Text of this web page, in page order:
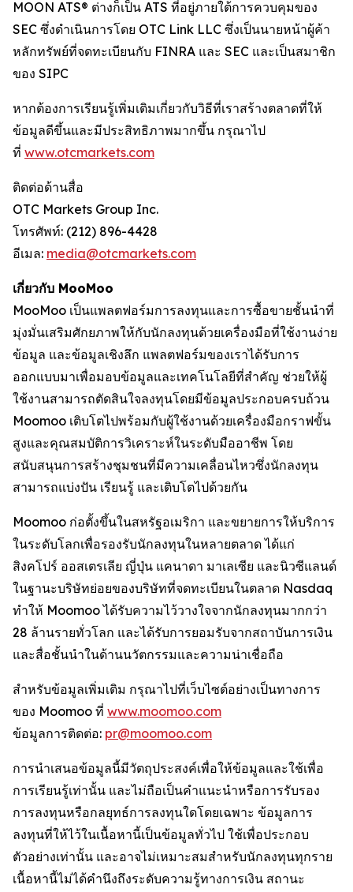
MOON ATS® ต่างก็เป็น ATS ที่อยู่ภายใต้การควบคุมของ
SEC ซึ่งดำเนินการโดย OTC Link LLC ซึ่งเป็นนายหน้าผู้ค้า
หลักทรัพย์ที่จดทะเบียนกับ FINRA และ SEC และเป็นสมาชิก
ของ SIPC
หากต้องการเรียนรู้เพิ่มเติมเกี่ยวกับวิธีที่เราสร้างตลาดที่ให้
ข้อมูลดีขึ้นและมีประสิทธิภาพมากขึ้น กรุณาไป
ที่ www.otcmarkets.com
ติดต่อด้านสื่อ
OTC Markets Group Inc.
โทรศัพท์: (212) 896-4428
อีเมล: media@otcmarkets.com
เกี่ยวกับ MooMoo
MooMoo เป็นแพลตฟอร์มการลงทุนและการซื้อขายชั้นนำที่
มุ่งมั่นเสริมศักยภาพให้กับนักลงทุนด้วยเครื่องมือที่ใช้งานง่าย
ข้อมูล และข้อมูลเชิงลึก แพลตฟอร์มของเราได้รับการ
ออกแบบมาเพื่อมอบข้อมูลและเทคโนโลยีที่สำคัญ ช่วยให้ผู้
ใช้งานสามารถตัดสินใจลงทุนโดยมีข้อมูลประกอบครบถ้วน
Moomoo เติบโตไปพร้อมกับผู้ใช้งานด้วยเครื่องมือกราฟขั้น
สูงและคุณสมบัติการวิเคราะห์ในระดับมืออาชีพ โดย
สนับสนุนการสร้างชุมชนที่มีความเคลื่อนไหวซึ่งนักลงทุน
สามารถแบ่งปัน เรียนรู้ และเติบโตไปด้วยกัน
Moomoo ก่อตั้งขึ้นในสหรัฐอเมริกา และขยายการให้บริการ
ในระดับโลกเพื่อรองรับนักลงทุนในหลายตลาด ได้แก่
สิงคโปร์ ออสเตรเลีย ญี่ปุ่น แคนาดา มาเลเซีย และนิวซีแลนด์
ในฐานะบริษัทย่อยของบริษัทที่จดทะเบียนในตลาด Nasdaq
ทำให้ Moomoo ได้รับความไว้วางใจจากนักลงทุนมากกว่า
28 ล้านรายทั่วโลก และได้รับการยอมรับจากสถาบันการเงิน
และสื่อชั้นนำในด้านนวัตกรรมและความน่าเชื่อถือ
สำหรับข้อมูลเพิ่มเติม กรุณาไปที่เว็บไซต์อย่างเป็นทางการ
ของ Moomoo ที่ www.moomoo.com
ข้อมูลการติดต่อ: pr@moomoo.com
การนำเสนอข้อมูลนี้มีวัตถุประสงค์เพื่อให้ข้อมูลและใช้เพื่อ
การเรียนรู้เท่านั้น และไม่ถือเป็นคำแนะนำหรือการรับรอง
การลงทุนหรือกลยุทธ์การลงทุนใดโดยเฉพาะ ข้อมูลการ
ลงทุนที่ให้ไว้ในเนื้อหานี้เป็นข้อมูลทั่วไป ใช้เพื่อประกอบ
ตัวอย่างเท่านั้น และอาจไม่เหมาะสมสำหรับนักลงทุนทุกราย
เนื้อหานี้ไม่ได้คำนึงถึงระดับความรู้ทางการเงิน สถานะ